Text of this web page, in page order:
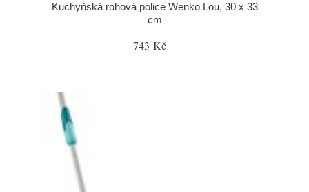
Kuchyňská rohová police Wenko Lou, 30 x 33
cm
743 Kč